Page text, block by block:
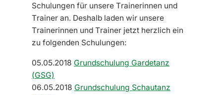
Schulungen für unsere Trainerinnen und
Trainer an. Deshalb laden wir unsere
Trainerinnen und Trainer jetzt herzlich ein
zu folgenden Schulungen:
05.05.2018 Grundschulung Gardetanz
(GSG)
06.05.2018 Grundschulung Schautanz